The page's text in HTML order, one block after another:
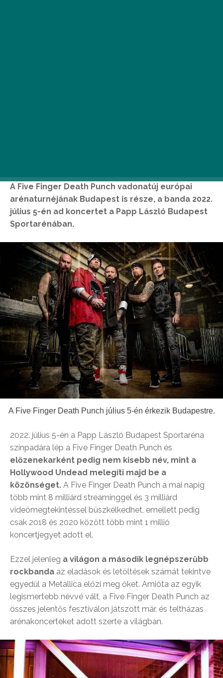
A Five Finger Death Punch vadonatúj európai
arénaturnéjának Budapest is része, a banda 2022.
július 5-én ad koncertet a Papp László Budapest
Sportarénában.
A Five Finger Death Punch július 5-én érkezik Budapestre.
2022. július 5-én a Papp László Budapest Sportaréna
színpadára lép a Five Finger Death Punch és
előzenekarként pedig nem kisebb név, mint a
Hollywood Undead melegíti majd be a
közönséget. A Five Finger Death Punch a mai napig
több mint 8 milliárd streaminggel és 3 milliárd
videómegtekintéssel büszkélkedhet, emellett pedig
csak 2018 és 2020 között több mint 1 millió
koncertjegyet adott el.
Ezzel jelenleg a világon a második legnépszerűbb
rockbanda az eladások és letöltések számát tekintve
egyedül a Metallica előzi meg őket. Amióta az egyik
legismertebb névvé vált, a Five Finger Death Punch az
összes jelentős fesztiválon játszott már, és teltházas
arénakoncerteket adott szerte a világban.